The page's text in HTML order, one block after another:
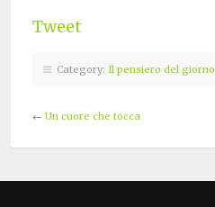
Tweet
Category: Il pensiero del giorno
← Un cuore che tocca